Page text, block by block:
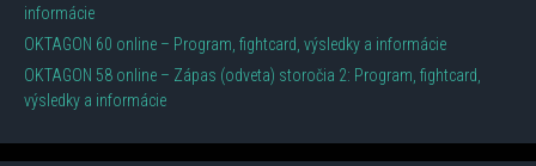
informácie
OKTAGON 60 online – Program, fightcard, výsledky a informácie
OKTAGON 58 online – Zápas (odveta) storočia 2: Program, fightcard,
výsledky a informácie